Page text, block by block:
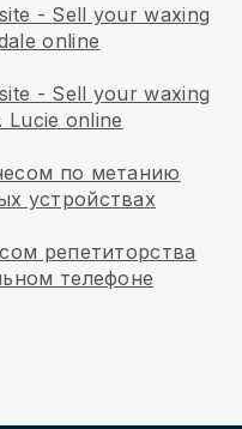
- Sell your waxing
online
- Sell your waxing
Lucie online
по метанию
устройствах
репетиторства
телефоне